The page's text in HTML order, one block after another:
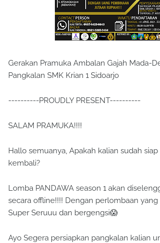
Gerakan Pramuka Ambalan Gajah Mada-
Pangkalan SMK Krian 1 Sidoarjo
----------PROUDLY PRESENT----------
SALAM PRAMUKA!!!!
Hallo semuanya, Apakah kalian sudah
kembali?
Lomba PANDAWA season 1 akan
secara offline!!!! Dengan perlombaan
Super Seruuu dan bergengsi😱
Ayo Segera persiapkan pangkalan kalian